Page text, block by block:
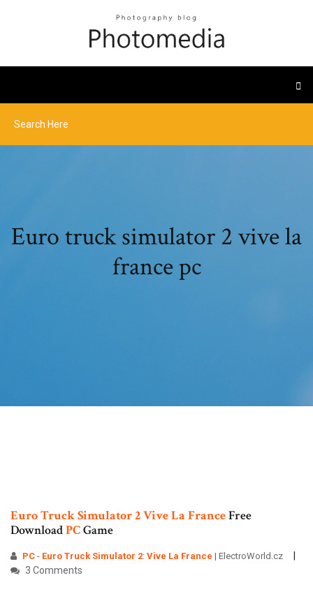
Euro truck simulator 2 vive la
france pc
EuroTruckSimulator2ViveLa FranceFree
DownloadPCGame
PC - Euro Truck Simulator 2: Vive La France | ElectroWorld.cz
3 Comments